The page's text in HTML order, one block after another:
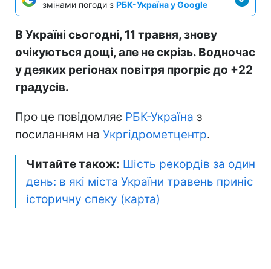
змінами погоди з РБК-Україна у Google
В Україні сьогодні, 11 травня, знову
очікуються дощі, але не скрізь. Водночас
у деяких регіонах повітря прогріє до +22
градусів.
Про це повідомляє РБК-Україна з
посиланням на Укргідрометцентр.
Читайте також: Шість рекордів за один
день: в які міста України травень приніс
історичну спеку (карта)